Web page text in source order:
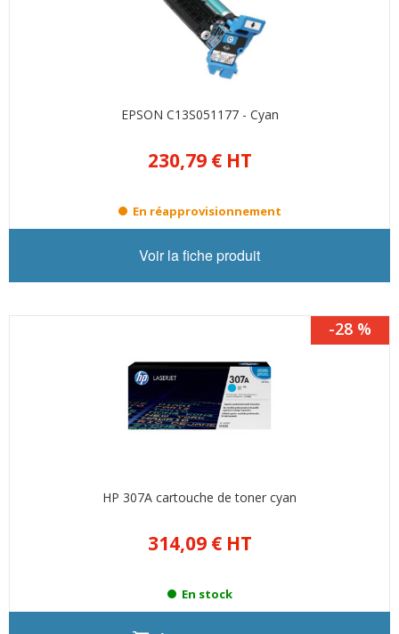
EPSON C13S051177 - Cyan
HT
230,79 €
En réapprovisionnement
Voir la fiche produit
-28 %
HP 307A cartouche de toner cyan
HT
314,09 €
En stock